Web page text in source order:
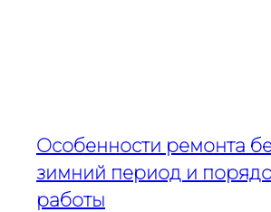
Особенности ремонта
зимний период и
работы